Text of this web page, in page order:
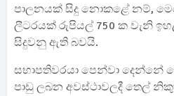
පාලනයක් සිදු නොකළේ නම්,
ලීටරයක් රුපියල් 750 ක වැනි
සිදුවනු ඇති බවයි.
සභාපතිවරයා පෙන්වා දෙන්නේ
පාඩු ලබන අවස්ථාවලදී තෙල්